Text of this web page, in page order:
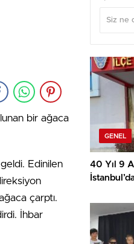
bir ağaca
Edinilen
çarptı.
İhbar
GENEL
40 Yıl 9